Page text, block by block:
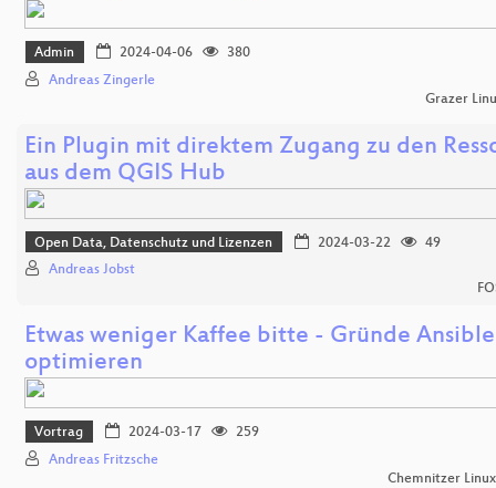
Admin 2024-04-06
380
Andreas Zingerle
Grazer
Ein Plugin mit direktem Zugang zu den
aus dem QGIS Hub
Open Data, Datenschutz und Lizenzen 2024-03-22
49
Andreas Jobst
Etwas weniger Kaffee bitte - Gründe
optimieren
Vortrag 2024-03-17
259
Andreas Fritzsche
Chemnitzer